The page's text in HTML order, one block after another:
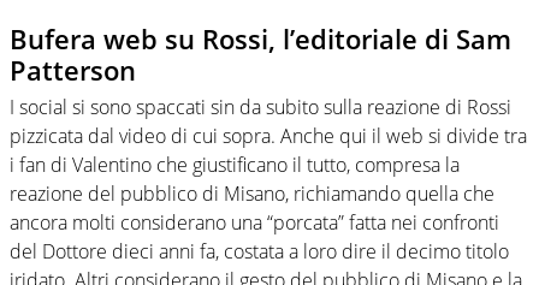
Bufera web su Rossi, l’editoriale di Sam
Patterson
I social si sono spaccati sin da subito sulla reazione di Rossi
pizzicata dal video di cui sopra. Anche qui il web si divide tra
i fan di Valentino che giustificano il tutto, compresa la
reazione del pubblico di Misano, richiamando quella che
ancora molti considerano una “porcata” fatta nei confronti
del Dottore dieci anni fa, costata a loro dire il decimo titolo